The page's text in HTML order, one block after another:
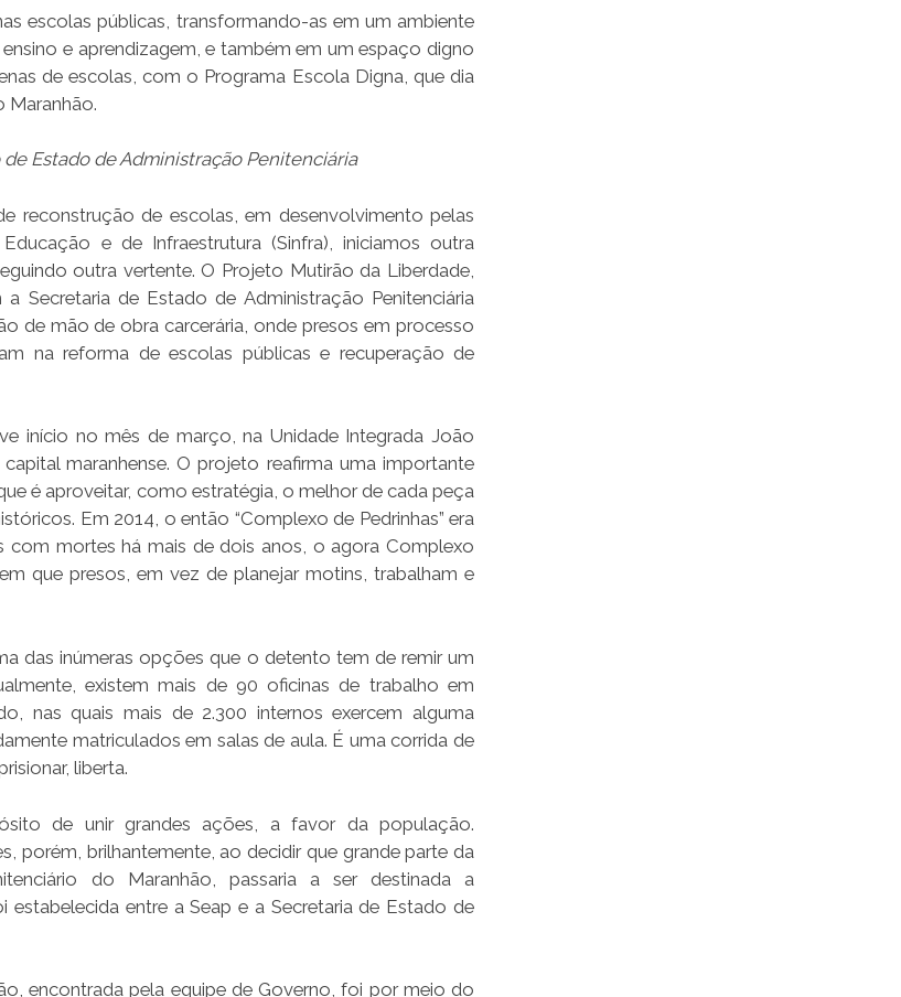
escolas públicas, transformando-as em um ambiente
e aprendizagem, e também em um espaço digno
de escolas, com o Programa Escola Digna, que dia
Maranhão.
Estado de Administração Penitenciária
reconstrução de escolas, em desenvolvimento pelas
e de Infraestrutura (Sinfra), iniciamos outra
outra vertente. O Projeto Mutirão da Liberdade,
Secretaria de Estado de Administração Penitenciária
de mão de obra carcerária, onde presos em processo
na reforma de escolas públicas e recuperação de
início no mês de março, na Unidade Integrada João
maranhense. O projeto reafirma uma importante
é aproveitar, como estratégia, o melhor de cada peça
Em 2014, o então “Complexo de Pedrinhas” era
mortes há mais de dois anos, o agora Complexo
que presos, em vez de planejar motins, trabalham e
das inúmeras opções que o detento tem de remir um
existem mais de 90 oficinas de trabalho em
nas quais mais de 2.300 internos exercem alguma
matriculados em salas de aula. É uma corrida de
liberta.
de unir grandes ações, a favor da população.
porém, brilhantemente, ao decidir que grande parte da
do Maranhão, passaria a ser destinada a
entre a Seap e a Secretaria de Estado de
encontrada pela equipe de Governo, foi por meio do